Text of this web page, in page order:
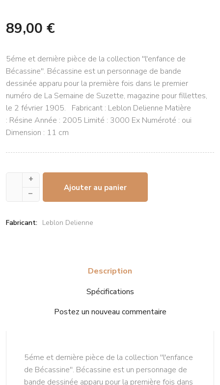
89,00 €
5éme et dernière pièce de la collection ''l'enfance de
Bécassine''. Bécassine est un personnage de bande
dessinée apparu pour la première fois dans le premier
numéro de La Semaine de Suzette, magazine pour fillettes,
le 2 février 1905. Fabricant : Leblon Delienne Matière
: Résine Année : 2005 Limité : 3000 Ex Numéroté : oui
Dimension : 11 cm
+
–
Ajouter au panier
Fabricant: Leblon Delienne
Description
Spécifications
Postez un nouveau commentaire
5éme et dernière pièce de la collection ''l'enfance
de Bécassine''. Bécassine est un personnage de
bande dessinée apparu pour la première fois dans